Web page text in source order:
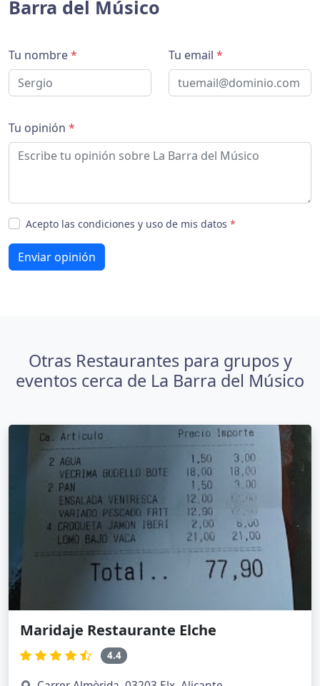
Barra del Músico
Tu nombre* Tu email *
Tu opinión *
Acepto las condiciones y uso de mis datos *
Enviar opinión
Otras Restaurantes para grupos y
eventos cerca de La Barra del Músico
Maridaje Restaurante Elche
4.4